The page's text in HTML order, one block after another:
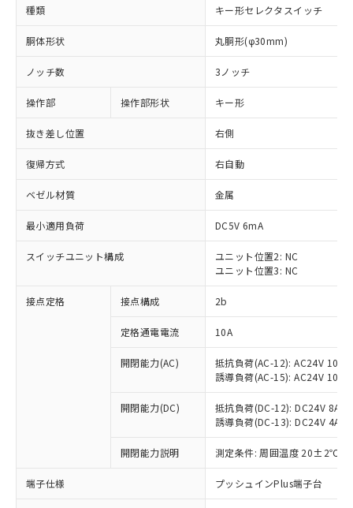
種類 キー形セレクタスイッチ
胴体形状 丸胴形(φ30mm)
ノッチ数 3ノッチ
操作部 操作部形状 キー形
抜き差し位置 右側
復帰方式 右自動
ベゼル材質 金属
最小適用負荷 DC5V 6mA
スイッチユニット構成
ユニット位置2: NC
ユニット位置3: NC
接点定格 接点構成 2b
定格通電電流 10A
開閉能力(AC)
抵抗負荷(AC-12): AC24V 10A/
誘導負荷(AC-15): AC24V
開閉能力(DC)
抵抗負荷(DC-12): DC24V 8A/
誘導負荷(DC-13): DC24V 4A/
開閉能力説明 測定条件: 周囲温度 20±2℃、
端子仕様 プッシュインPlus端子台
ご利用条件
以下の条件をお読みいただき、同意のうえ
対応済み：EU RoHS指令（10物質）の
非含有に対応した製品が提供可能な商品で
対応予定：EU RoHS指令（10物質）の非含
有に対応した製品に切り替える予定のある
対応予定なし：EU RoHS指令（10物質）の
非含有に非対応の商品で、対応品を出す予